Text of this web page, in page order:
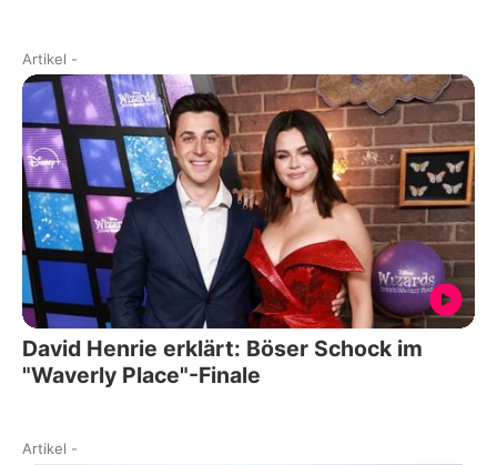
Artikel -
David Henrie erklärt: Böser Schock im
"Waverly Place"-Finale
Artikel -